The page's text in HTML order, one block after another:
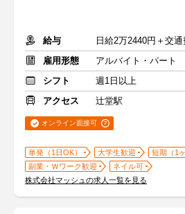
給与
日給2万2440円＋交
雇用形態
アルバイト・パート
シフト
週1日以上
アクセス
辻堂駅
オンライン面接可
単発（1日OK） 大学生歓迎
短期（1
副業・Ｗワーク歓迎
ネイル可
株式会社マッシュの求人一覧を見る